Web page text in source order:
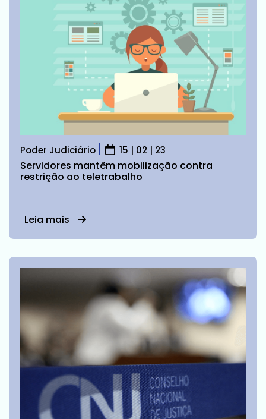
Poder Judiciário 15 | 02 | 23
Servidores mantêm mobilização contra
restrição ao teletrabalho
Leia mais